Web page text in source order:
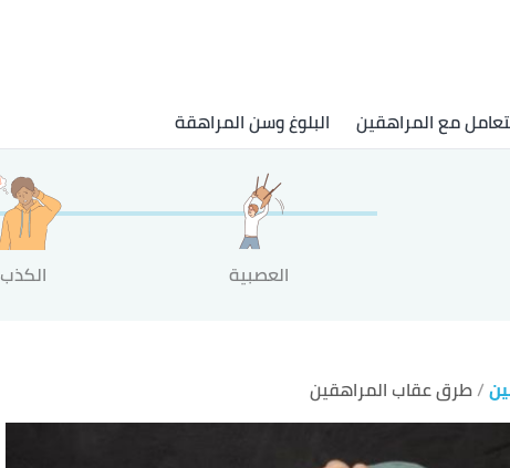
مع المراهقين البلوغ وسن المراهقة
العصبية الكذب
طرق عقاب المراهقين